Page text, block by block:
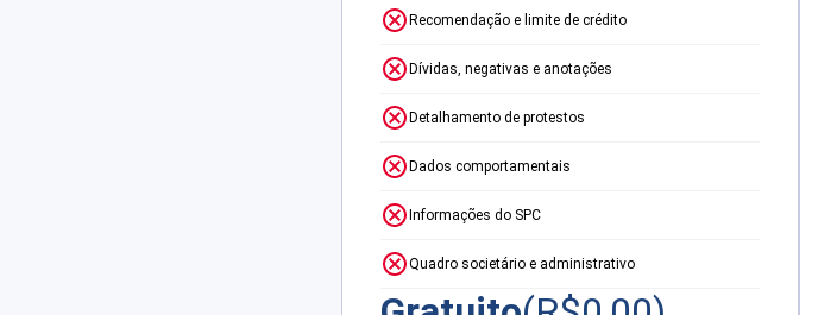
Recomendação e limite de crédito
Dívidas, negativas e anotações
Detalhamento de protestos
Dados comportamentais
Informações do SPC
Quadro societário e administrativo